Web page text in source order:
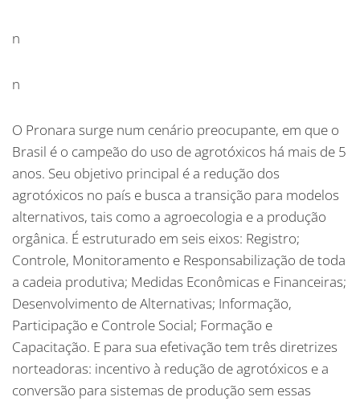
n
n
O Pronara surge num cenário preocupante, em que o
Brasil é o campeão do uso de agrotóxicos há mais de 5
anos. Seu objetivo principal é a redução dos
agrotóxicos no país e busca a transição para modelos
alternativos, tais como a agroecologia e a produção
orgânica. É estruturado em seis eixos: Registro;
Controle, Monitoramento e Responsabilização de toda
a cadeia produtiva; Medidas Econômicas e Financeiras;
Desenvolvimento de Alternativas; Informação,
Participação e Controle Social; Formação e
Capacitação. E para sua efetivação tem três diretrizes
norteadoras: incentivo à redução de agrotóxicos e a
conversão para sistemas de produção sem essas